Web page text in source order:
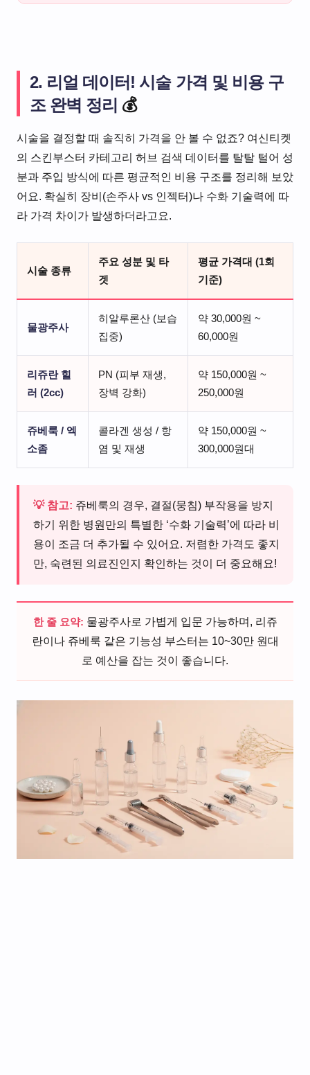
2. 리얼 데이터! 시술 가격 및 비용 구
조 완벽 정리 💰
시술을 결정할 때 솔직히 가격을 안 볼 수 없죠? 여신티켓
의 스킨부스터 카테고리 허브 검색 데이터를 탈탈 털어 성
분과 주입 방식에 따른 평균적인 비용 구조를 정리해 보았
어요. 확실히 장비(손주사 vs 인젝터)나 수화 기술력에 따
라 가격 차이가 발생하더라고요.
시술 종류
주요 성분 및 타
겟
평균 가격대 (1회
기준)
물광주사
히알루론산 (보습
집중)
약 30,000원 ~
60,000원
리쥬란 힐
러 (2cc)
PN (피부 재생,
장벽 강화)
약 150,000원 ~
250,000원
쥬베룩 / 엑
소좀
콜라겐 생성 / 항
염 및 재생
약 150,000원 ~
300,000원대
💡 참고: 쥬베룩의 경우, 결절(뭉침) 부작용을 방지
하기 위한 병원만의 특별한 ‘수화 기술력’에 따라 비
용이 조금 더 추가될 수 있어요. 저렴한 가격도 좋지
만, 숙련된 의료진인지 확인하는 것이 더 중요해요!
한 줄 요약: 물광주사로 가볍게 입문 가능하며, 리쥬
란이나 쥬베룩 같은 기능성 부스터는 10~30만 원대
로 예산을 잡는 것이 좋습니다.